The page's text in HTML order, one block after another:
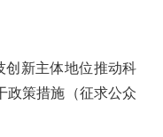
创新主体地位推动科
政策措施（征求公众